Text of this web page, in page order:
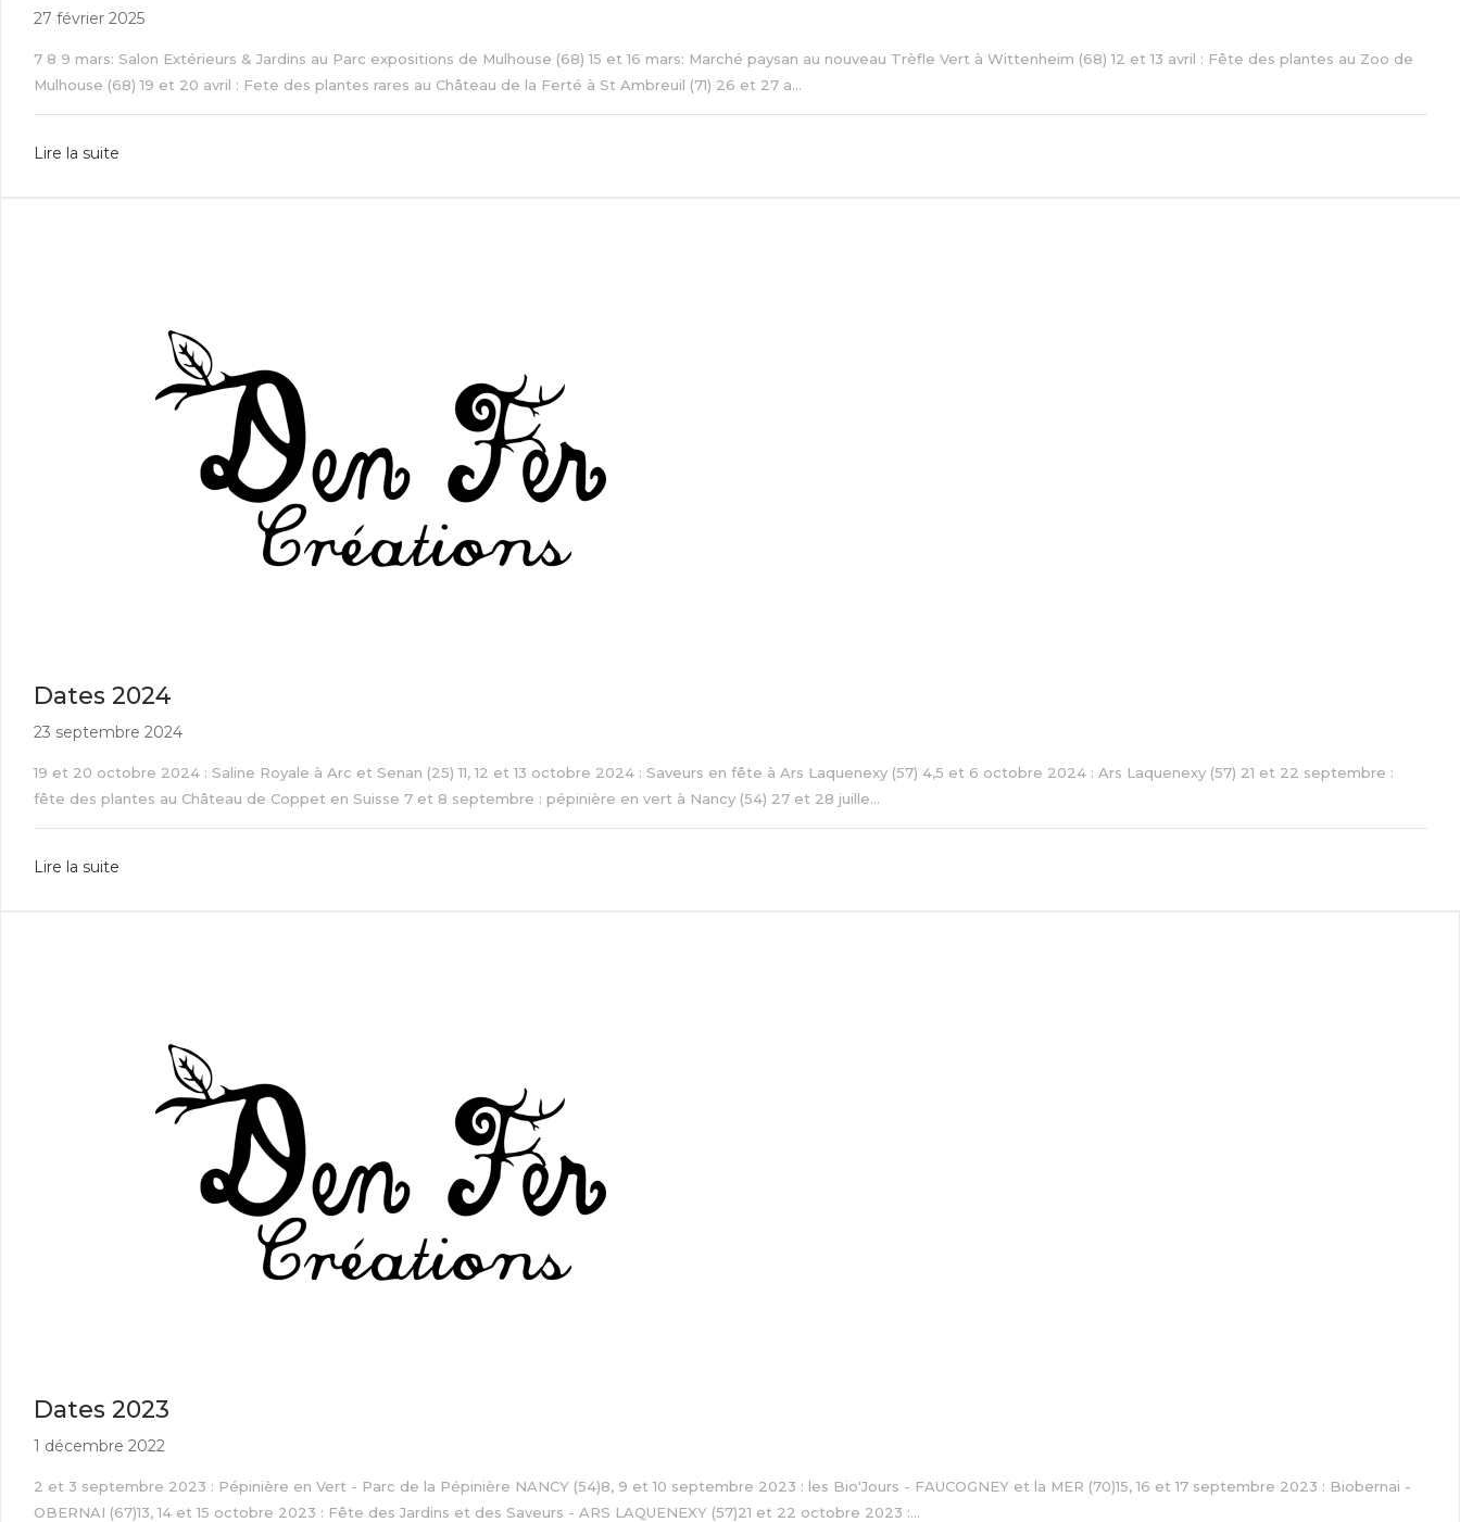
27 février 2025
7 8 9 mars: Salon Extérieurs & Jardins au Parc expositions de Mulhouse (68) 15 et 16 mars: Marché paysan au nouveau Trèfle Vert à Wittenheim (68) 12 et 13 avril : Fête des plantes au Zoo de
Mulhouse (68) 19 et 20 avril : Fete des plantes rares au Château de la Ferté à St Ambreuil (71) 26 et 27 a...
Lire la suite
Dates 2024
23 septembre 2024
19 et 20 octobre 2024 : Saline Royale à Arc et Senan (25) 11, 12 et 13 octobre 2024 : Saveurs en fête à Ars Laquenexy (57) 4,5 et 6 octobre 2024 : Ars Laquenexy (57) 21 et 22 septembre :
fête des plantes au Château de Coppet en Suisse 7 et 8 septembre : pépinière en vert à Nancy (54) 27 et 28 juille...
Lire la suite
Dates 2023
1 décembre 2022
2 et 3 septembre 2023 : Pépinière en Vert - Parc de la Pépinière NANCY (54)8, 9 et 10 septembre 2023 : les Bio'Jours - FAUCOGNEY et la MER (70)15, 16 et 17 septembre 2023 : Biobernai -
OBERNAI (67)13, 14 et 15 octobre 2023 : Fête des Jardins et des Saveurs - ARS LAQUENEXY (57)21 et 22 octobre 2023 :...